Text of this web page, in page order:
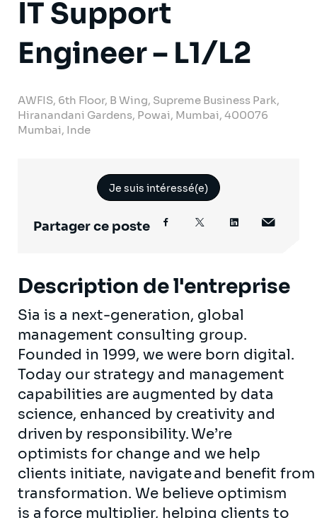
IT Support
Engineer – L1/L2
AWFIS, 6th Floor, B Wing, Supreme Business Park,
Hiranandani Gardens, Powai, Mumbai, 400076
Mumbai, Inde
Je suis intéressé(e)
Partager ce poste
Description de l'entreprise
Sia is a next-generation, global
management consulting group.
Founded in 1999, we were born digital.
Today our strategy and management
capabilities are augmented by data
science, enhanced by creativity and
driven by responsibility. We’re
optimists for change and we help
clients initiate, navigate and benefit from
transformation. We believe optimism
is a force multiplier, helping clients to